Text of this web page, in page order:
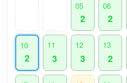
05
2
06
2
10
2
11
3
12
3
13
2